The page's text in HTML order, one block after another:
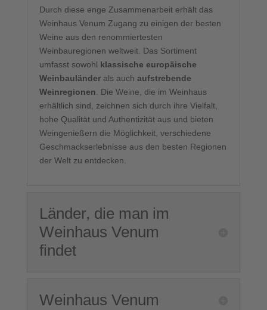
Durch diese enge Zusammenarbeit erhält das
Weinhaus Venum Zugang zu einigen der besten
Weine aus den renommiertesten
Weinbauregionen weltweit. Das Sortiment
umfasst sowohl klassische europäische
Weinbauländerals auch aufstrebende
Weinregionen . Die Weine, die im Weinhaus
erhältlich sind, zeichnen sich durch ihre Vielfalt,
hohe Qualität und Authentizität aus und bieten
Weingenießern die Möglichkeit, verschiedene
Geschmackserlebnisse aus den besten Regionen
der Welt zu entdecken.
Länder, die man im
Weinhaus Venum
findet
Weinhaus Venum